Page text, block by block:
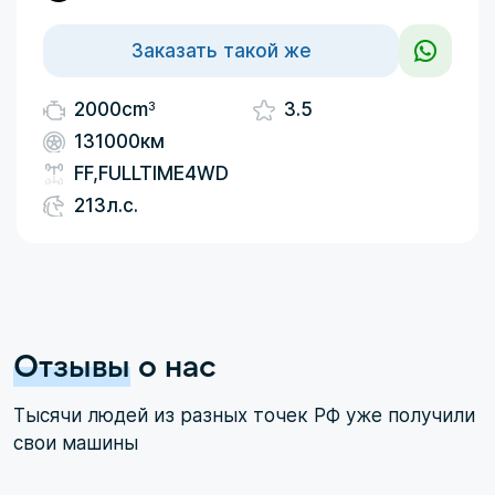
2000cm3
131000км
FF,FULLTIME4WD
213л.с.
3.5
Заказать такой же
Отзывы о нас
Тысячи людей из разных точек РФ уже получили
свои машины